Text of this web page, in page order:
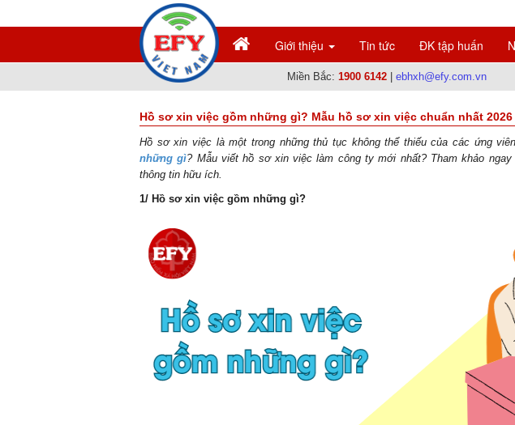
Giới thiệu Tin tức ĐK tập huấn
Miền Bắc: 1900 6142| ebhxh@efy.com.vn
Hồ sơ xin việc gồm những gì? Mẫu hồ sơ xin việc chuẩn nhất 2026
Hồ sơ xin việc là một trong những thủ tục không thể thiếu của các ứng
những gì? Mẫu viết hồ sơ xin việc làm công ty mới nhất? Tham khảo ngay
thông tin hữu ích.
1/ Hồ sơ xin việc gồm những gì?